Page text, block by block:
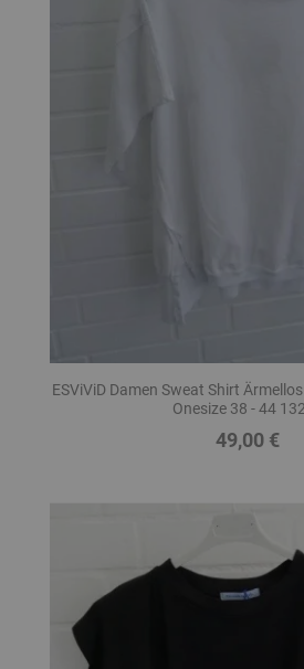
ESViViD Damen Sweat Shirt
Onesize 38 - 44
Preis
49,00 €